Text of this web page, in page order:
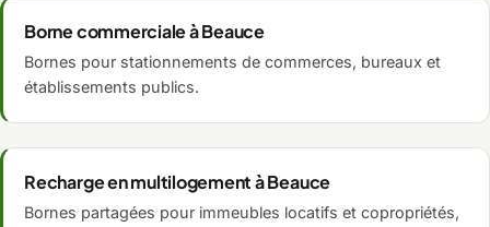
Borne commerciale à Beauce
Bornes pour stationnements de commerces, bureaux et
établissements publics.
Recharge en multilogement à Beauce
Bornes partagées pour immeubles locatifs et copropriétés,